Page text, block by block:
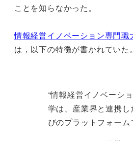
ことを知らなかった。
情報経営イノベーション専門職
は，以下の特徴が書かれていた。
“情報経営イノベーシ
学は、産業界と連携し
びのプラットフォーム